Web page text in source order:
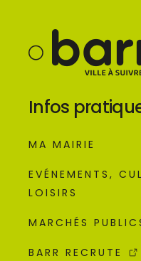
Infos
MA MAIRIE
EVÉNEMENTS,
LOISIRS
MARCHÉS
BARR RECRUTE